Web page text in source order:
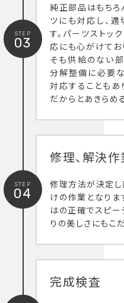
STEP
03
純正部品はもちろ
ツにも対応し、
す。パーツストッ
応にも心がけてお
そも供給のない
分解整備に必要
対応することもあ
だからとあきらめ
STEP
04
修理、解決作
修理方法が決定し
けの作業となりま
はの正確でスピー
りの美しさにもこ
完成検査